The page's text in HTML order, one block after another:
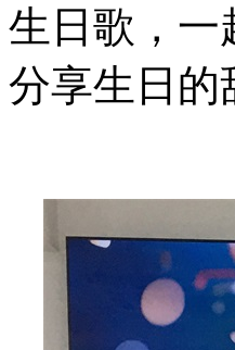
生日歌，一
分享生日的